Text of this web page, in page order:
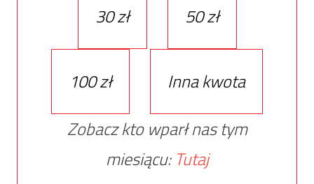
30 zł 50 zł
100 zł
Inna kwota
Zobacz kto wparł nas tym
miesiącu: Tutaj